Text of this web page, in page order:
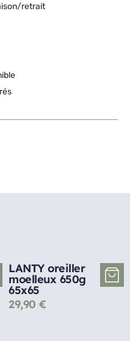
retrait
LANTY oreiller
moelleux 650g
65x65
29,90 €